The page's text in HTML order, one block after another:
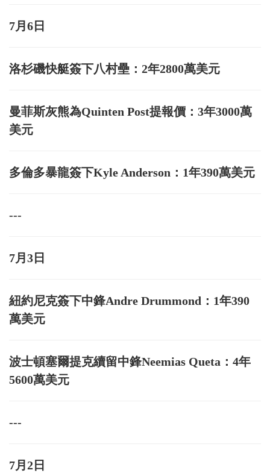
7月6日
洛杉磯快艇簽下八村壘：2年2800萬美元
曼菲斯灰熊為Quinten Post提報價：3年3000萬
美元
多倫多暴龍簽下Kyle Anderson：1年390萬美元
---
7月3日
紐約尼克簽下中鋒Andre Drummond：1年390
萬美元
波士頓塞爾提克續留中鋒Neemias Queta：4年
5600萬美元
---
7月2日